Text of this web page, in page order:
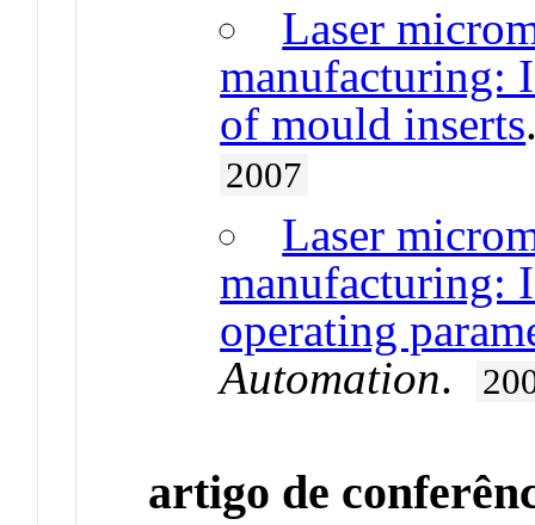
Laser
manufacturing:
of mould inserts
2007
Laser
manufacturing:
operating
Automation.
artigo de